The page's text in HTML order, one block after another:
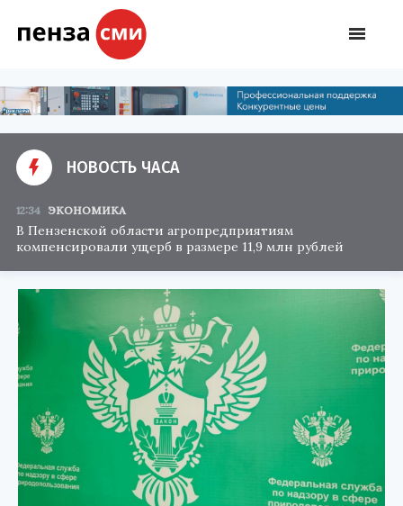
НОВОСТЬ ЧАСА
12:34 ЭКОНОМИКА
В Пензенской области агропредприятиям
компенсировали ущерб в размере 11,9 млн рублей